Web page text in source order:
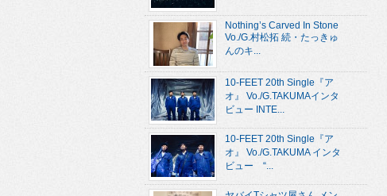
Nothing’s Carved In Stone
Vo./G.村松拓 続・たっきゅ
んのキ...
10-FEET 20th Single『ア
オ』 Vo./G.TAKUMAインタ
ビュー INTE...
10-FEET 20th Single『ア
オ』 Vo./G.TAKUMA インタ
ビュー “...